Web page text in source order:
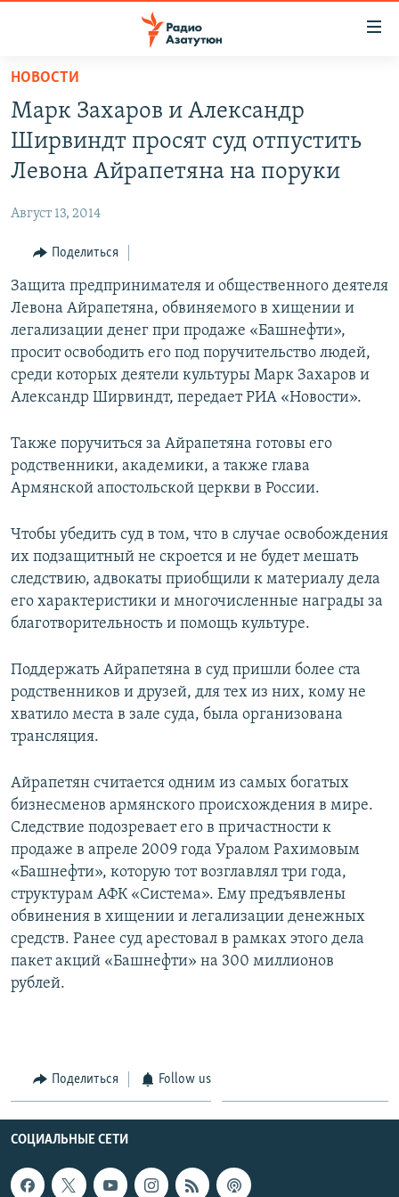
Перейти
основному
содержанию
Перейти
основной
навигации
Перейти
поиску
НОВОСТИ
ПОЛИТИКА
ЭКОНОМИКА
РЕГИОН
НАГОРНЫЙ КАРАБАХ
СПОРТ
АРХИВ
English
Русский
Все сайты Радио Азатутюн
НОВОСТИ
Марк Захаров и Александр
Ширвиндт просят суд отпустить
Левона Айрапетяна на поруки
Август 13, 2014
Поделиться
Защита предпринимателя и общественного деятеля
Левона Айрапетяна, обвиняемого в хищении и
легализации денег при продаже «Башнефти»,
просит освободить его под поручительство людей,
среди которых деятели культуры Марк Захаров и
Александр Ширвиндт, передает РИА «Новости».
Также поручиться за Айрапетяна готовы его
родственники, академики, а также глава
Армянской апостольской церкви в России.
Чтобы убедить суд в том, что в случае освобождения
их подзащитный не скроется и не будет мешать
следствию, адвокаты приобщили к материалу дела
его характеристики и многочисленные награды за
благотворительность и помощь культуре.
Поддержать Айрапетяна в суд пришли более ста
родственников и друзей, для тех из них, кому не
хватило места в зале суда, была организована
трансляция.
Айрапетян считается одним из самых богатых
бизнесменов армянского происхождения в мире.
Следствие подозревает его в причастности к
продаже в апреле 2009 года Уралом Рахимовым
«Башнефти», которую тот возглавлял три года,
структурам АФК «Система». Ему предъявлены
обвинения в хищении и легализации денежных
средств. Ранее суд арестовал в рамках этого дела
пакет акций «Башнефти» на 300 миллионов
рублей.
Поделиться Follow us
СОЦИАЛЬНЫЕ СЕТИ